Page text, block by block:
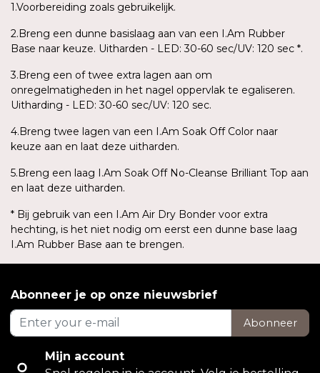
1.Voorbereiding zoals gebruikelijk.
2.Breng een dunne basislaag aan van een I.Am Rubber
Base naar keuze. Uitharden - LED: 30-60 sec/UV: 120 sec *.
3.Breng een of twee extra lagen aan om
onregelmatigheden in het nagel oppervlak te egaliseren.
Uitharding - LED: 30-60 sec/UV: 120 sec.
4.Breng twee lagen van een I.Am Soak Off Color naar
keuze aan en laat deze uitharden.
5.Breng een laag I.Am Soak Off No-Cleanse Brilliant Top aan
en laat deze uitharden.
* Bij gebruik van een I.Am Air Dry Bonder voor extra
hechting, is het niet nodig om eerst een dunne base laag
I.Am Rubber Base aan te brengen.
Abonneer je op onze nieuwsbrief
Abonneer
Mijn account